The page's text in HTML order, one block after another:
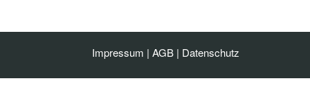
Impressum | AGB | Datenschutz